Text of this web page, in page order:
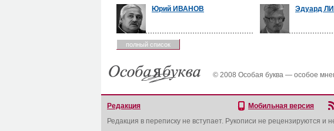
Юрий ИВАНОВ Эдуард
полный список
© 2008 Особая буква — особое
Редакция Мобильная версия
Редакция в переписку не вступает. Рукописи не рецензируются